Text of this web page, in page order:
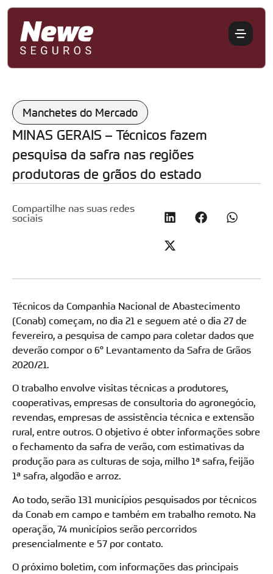
Manchetes do Mercado
MINAS GERAIS – Técnicos fazem
pesquisa da safra nas regiões
produtoras de grãos do estado
Compartilhe nas suas redes
sociais
Técnicos da Companhia Nacional de Abastecimento
(Conab) começam, no dia 21 e seguem até o dia 27 de
fevereiro, a pesquisa de campo para coletar dados que
deverão compor o 6° Levantamento da Safra de Grãos
2020/21.
O trabalho envolve visitas técnicas a produtores,
cooperativas, empresas de consultoria do agronegócio,
revendas, empresas de assistência técnica e extensão
rural, entre outros. O objetivo é obter informações sobre
o fechamento da safra de verão, com estimativas da
produção para as culturas de soja, milho 1ª safra, feijão
1ª safra, algodão e arroz.
Ao todo, serão 131 municípios pesquisados por técnicos
da Conab em campo e também em trabalho remoto. Na
operação, 74 municípios serão percorridos
presencialmente e 57 por contato.
O próximo boletim, com informações das principais